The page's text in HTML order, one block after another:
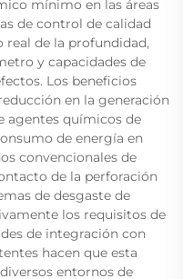
mínimo en las áreas
de control de calidad
de la profundidad,
y capacidades de
Los beneficios
en la generación
agentes químicos de
de energía en
convencionales de
de la perforación
de desgaste de
los requisitos de
de integración con
hacen que esta
entornos de